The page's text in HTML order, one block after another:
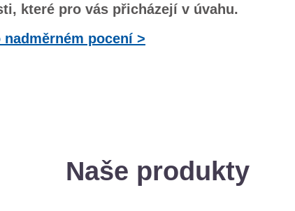
které pro vás přicházejí v úvahu.
pocení >
Naše produkty